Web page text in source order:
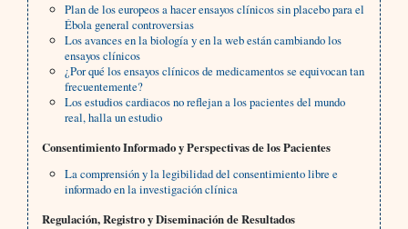
Plan de los europeos a hacer ensayos clínicos sin placebo para el
Ébola general controversias
Los avances en la biología y en la web están cambiando los
ensayos clínicos
¿Por qué los ensayos clínicos de medicamentos se equivocan tan
frecuentemente?
Los estudios cardiacos no reflejan a los pacientes del mundo
real, halla un estudio
Consentimiento Informado y Perspectivas de los Pacientes
La comprensión y la legibilidad del consentimiento libre e
informado en la investigación clínica
Regulación, Registro y Diseminación de Resultados